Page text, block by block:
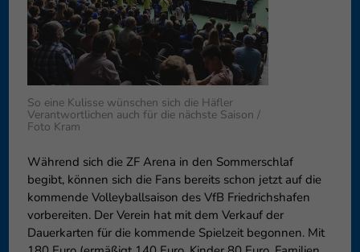
So eine Kulisse wünschen sich die Häfler
Verantwortlichen auch für die nächste Saison /
Foto Kram
Während sich die ZF Arena in den Sommerschlaf
begibt, können sich die Fans bereits schon jetzt auf die
kommende Volleyballsaison des VfB Friedrichshafen
vorbereiten. Der Verein hat mit dem Verkauf der
Dauerkarten für die kommende Spielzeit begonnen. Mit
Datenschutzeinstellungen
Essenziell (1)
Essenzielle Cookies
Funktion der Website
Externe Medien (6)
blockiert. Wenn Cookies von
diese Inhalte keiner